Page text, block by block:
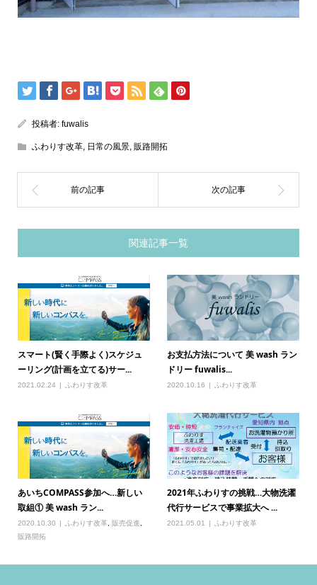
投稿者: fuwalis
ふわりす改革, 日常の風景, 販路開拓
関連記事一覧
スマート(賢く手際よく)スケジュ
ーリング(計画を立てる)サー...
2021.02.24 ふわりす改革
お支払方法について 美 wash ラン
ドリー fuwalis...
2020.10.16 ふわりす改革
あいちCOMPASS参加へ…新しい
取組① 美 wash ラン...
2020.10.30 ふわりす改革 販売促進
販路開拓
2021年ふわりすの挑戦…大物洗濯
代行サービスで事業拡大へ ...
2021.05.01 ふわりす改革